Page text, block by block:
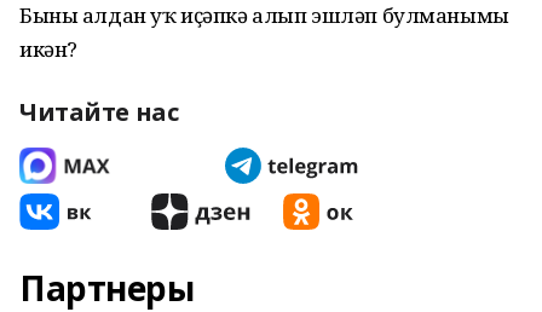
Быны алдан уҡ иҫәпкә алып эшләп булманымы
икән?
Читайте нас
Партнеры